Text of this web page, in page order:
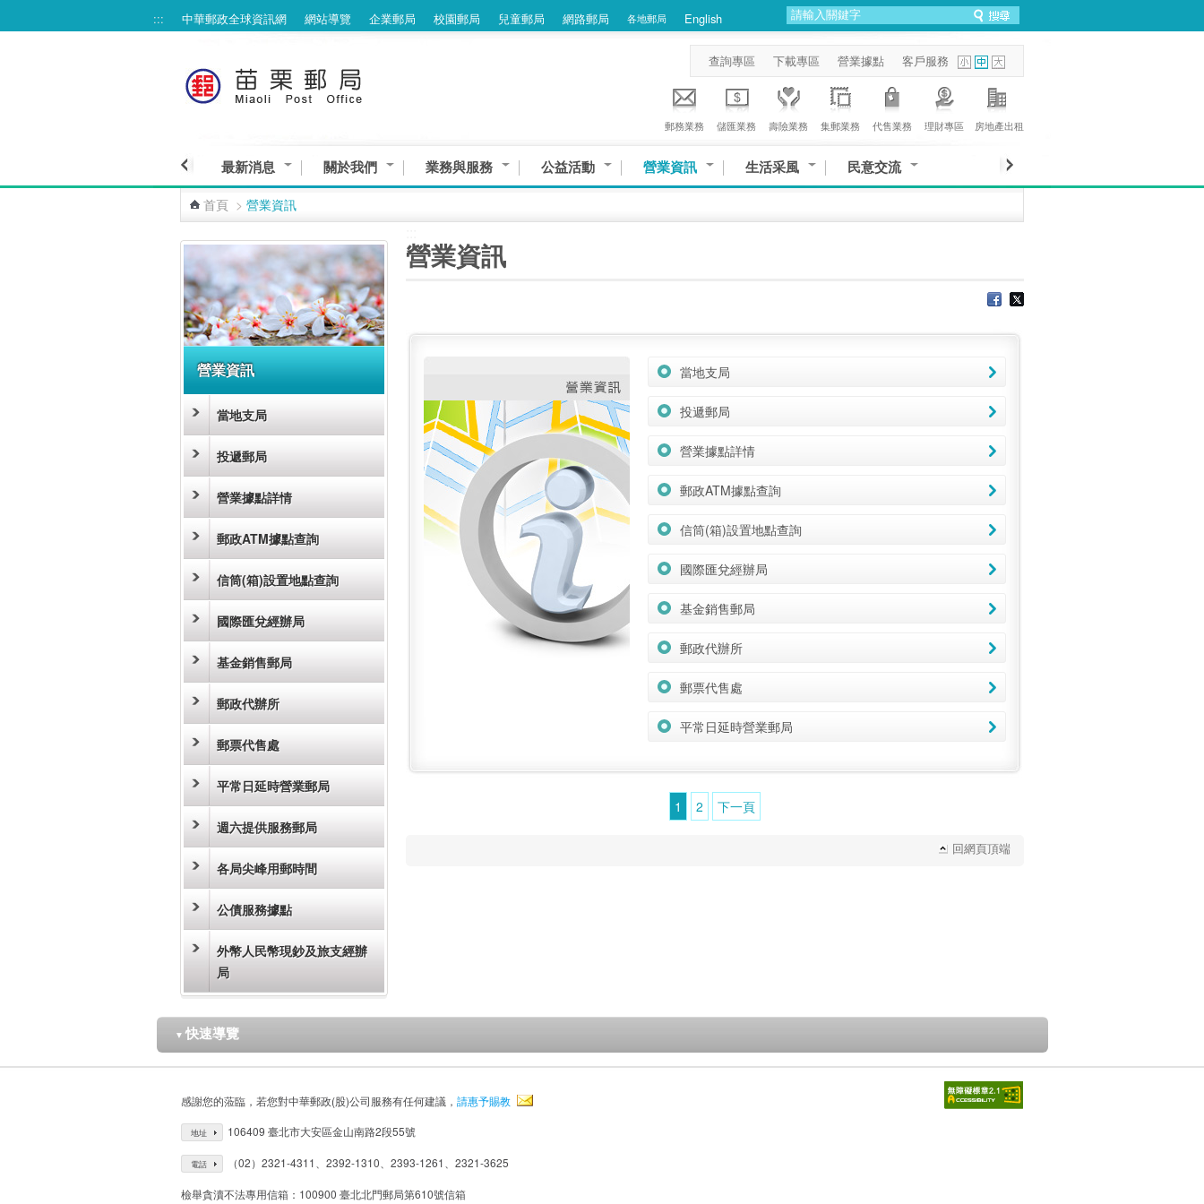
::: 中華郵政全球資訊網 網站導覽 企業郵局 校園郵局 兒童郵局 網路郵局 各地郵局 English
查詢專區 下載專區 營業據點 客戶服務
郵務業務 儲匯業務 壽險業務 集郵業務 代售業務 理財專區 房地產出租
最新消息 關於我們 業務與服務 公益活動 營業資訊 生活采風 民意交流
首頁 > 營業資訊
營業資訊
當地支局
投遞郵局
營業據點詳情
郵政ATM據點查詢
信筒(箱)設置地點查詢
國際匯兌經辦局
基金銷售郵局
郵政代辦所
郵票代售處
平常日延時營業郵局
週六提供服務郵局
各局尖峰用郵時間
公債服務據點
外幣人民幣現鈔及旅支經辦
局
營業資訊
當地支局
投遞郵局
營業據點詳情
郵政ATM據點查詢
信筒(箱)設置地點查詢
國際匯兌經辦局
基金銷售郵局
郵政代辦所
郵票代售處
平常日延時營業郵局
1 2 下一頁
回網頁頂端
▼ 快速導覽
感謝您的蒞臨，若您對中華郵政(股)公司服務有任何建議， 請惠予賜教
地址 106409 臺北市大安區金山南路2段55號
電話 （02）2321-4311、2392-1310、2393-1261、2321-3625
檢舉貪瀆不法專用信箱：100900 臺北北門郵局第610號信箱